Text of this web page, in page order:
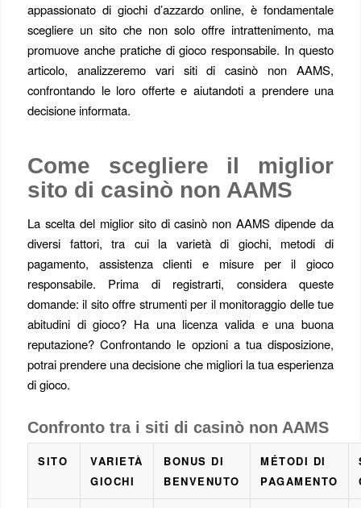
appassionato di giochi d’azzardo online, è fondamentale
scegliere un sito che non solo offre intrattenimento, ma
promuove anche pratiche di gioco responsabile. In questo
articolo, analizzeremo vari siti di casinò non AAMS,
confrontando le loro offerte e aiutandoti a prendere una
decisione informata.
Come scegliere il miglior
sito di casinò non AAMS
La scelta del miglior sito di casinò non AAMS dipende da
diversi fattori, tra cui la varietà di giochi, metodi di
pagamento, assistenza clienti e misure per il gioco
responsabile. Prima di registrarti, considera queste
domande: il sito offre strumenti per il monitoraggio delle tue
abitudini di gioco? Ha una licenza valida e una buona
reputazione? Confrontando le opzioni a tua disposizione,
potrai prendere una decisione che migliori la tua esperienza
di gioco.
Confronto tra i siti di casinò non AAMS
SITO
VARIETÀ
GIOCHI
BONUS DI
BENVENUTO
MÉTODI DI
PAGAMENTO